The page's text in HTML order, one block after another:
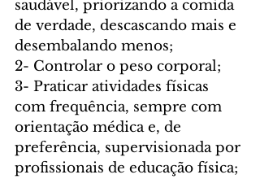
saudável, priorizando a comida
de verdade, descascando mais e
desembalando menos;
2- Controlar o peso corporal;
3- Praticar atividades físicas
com frequência, sempre com
orientação médica e, de
preferência, supervisionada por
profissionais de educação física;